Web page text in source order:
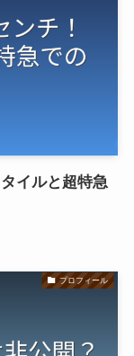
イルと超特急
プロフィール